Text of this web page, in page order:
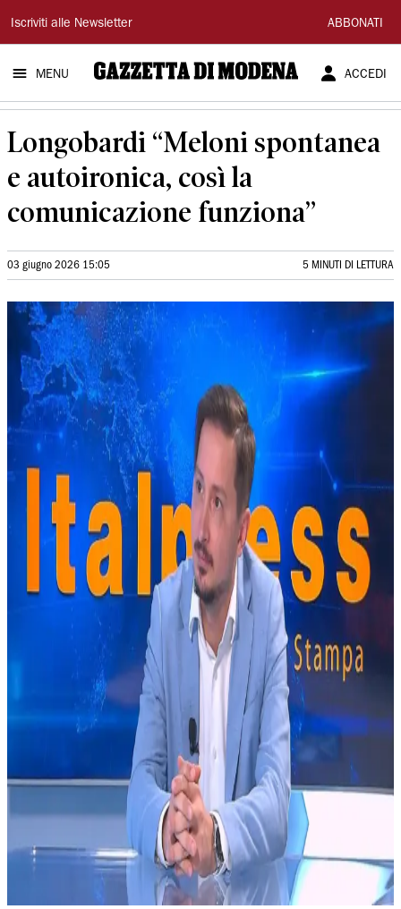
Gazzetta
di
Modena
Iscriviti alle Newsletter ABBONATI
MENU ACCEDI
Longobardi “Meloni spontanea
e autoironica, così la
comunicazione funziona”
03 giugno 2026 15:05 5 MINUTI DI LETTURA